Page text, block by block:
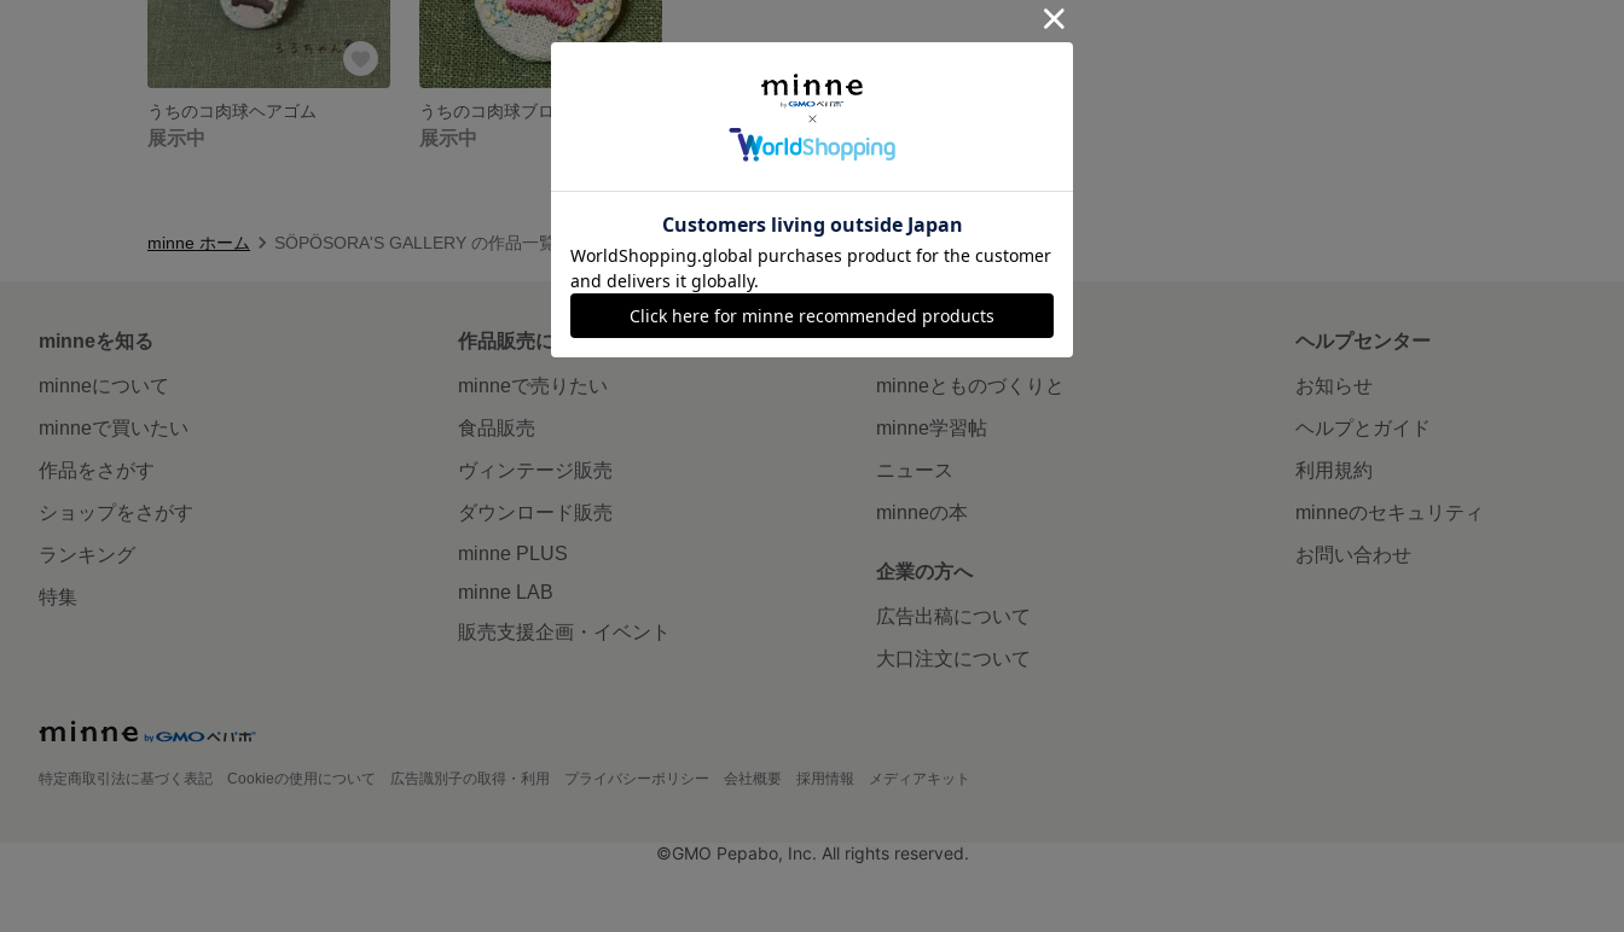
うちのコ肉球ヘアゴム
展示中
うちのコ肉球ブローチ
展示中
minne ホーム SÖPÖSORA'S GALLERY の作品一覧
minneを知る
minneについて
minneで買いたい
作品をさがす
ショップをさがす
ランキング
特集
作品販売について
minneで売りたい
食品販売
ヴィンテージ販売
ダウンロード販売
minne PLUS
minne LAB
販売支援企画・イベント
読みもの
minneとものづくりと
minne学習帖
ニュース
minneの本
企業の方へ
広告出稿について
大口注文について
ヘルプセンター
お知らせ
ヘルプとガイド
利用規約
minneのセキュリティ
お問い合わせ
特定商取引法に基づく表記 Cookieの使用について 広告識別子の取得・利用 プライバシーポリシー 会社概要 採用情報 メディアキット
©GMO Pepabo, Inc. All rights reserved.